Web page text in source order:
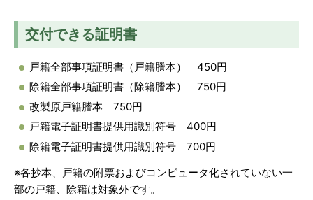
交付できる証明書
戸籍全部事項証明書（戸籍謄本） 450円
除籍全部事項証明書（除籍謄本） 750円
改製原戸籍謄本 750円
戸籍電子証明書提供用識別符号 400円
除籍電子証明書提供用識別符号 700円
※各抄本、戸籍の附票およびコンピュータ化されていない一
部の戸籍、除籍は対象外です。